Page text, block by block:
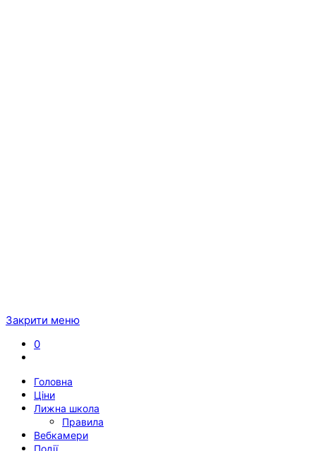
Закрити меню
0
Головна
Ціни
Лижна школа
Правила
Вебкамери
Події